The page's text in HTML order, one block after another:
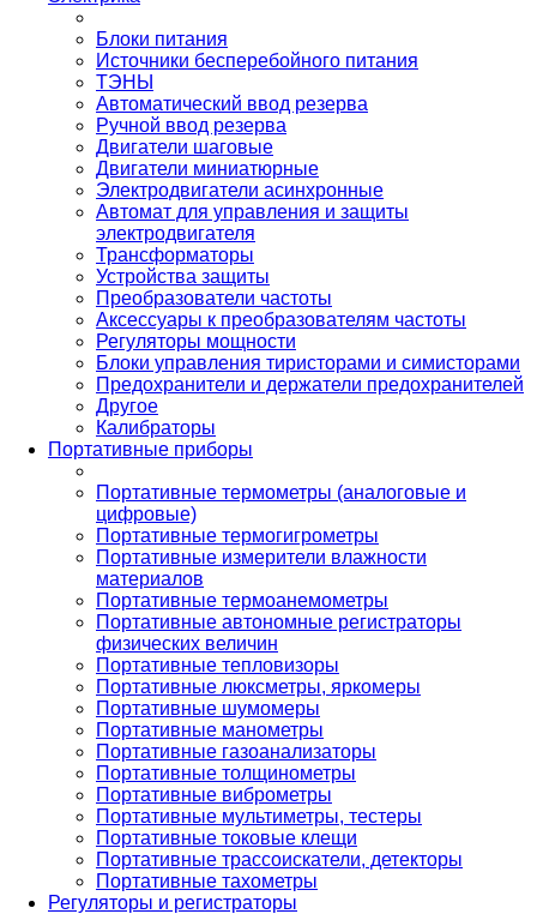
Блоки питания
Источники бесперебойного питания
ТЭНЫ
Автоматический ввод резерва
Ручной ввод резерва
Двигатели шаговые
Двигатели миниатюрные
Электродвигатели асинхронные
Автомат для управления и защиты
электродвигателя
Трансформаторы
Устройства защиты
Преобразователи частоты
Аксессуары к преобразователям частоты
Регуляторы мощности
Блоки управления тиристорами и симисторами
Предохранители и держатели предохранителей
Другое
Калибраторы
Портативные приборы
Портативные термометры (аналоговые и
цифровые)
Портативные термогигрометры
Портативные измерители влажности
материалов
Портативные термоанемометры
Портативные автономные регистраторы
физических величин
Портативные тепловизоры
Портативные люксметры, яркомеры
Портативные шумомеры
Портативные манометры
Портативные газоанализаторы
Портативные толщинометры
Портативные виброметры
Портативные мультиметры, тестеры
Портативные токовые клещи
Портативные трассоискатели, детекторы
Портативные тахометры
Регуляторы и регистраторы